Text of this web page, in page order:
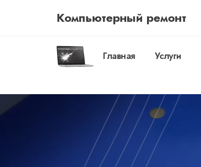
Компьютерный ремонт
Главная Услуги